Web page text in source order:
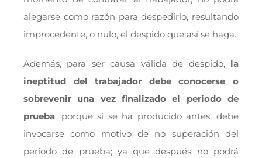
alegarse como razón para despedirlo, resultando
improcedente, o nulo, el despido que así se haga.
Además, para ser causa válida de despido, la
ineptitud del trabajador debe conocerse o
sobrevenir una vez finalizado el periodo de
prueba, porque si se ha producido antes, debe
invocarse como motivo de no superación del
periodo de prueba; ya que después no podrá